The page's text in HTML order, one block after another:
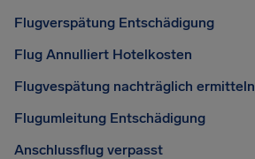
Flugverspätung Entschädigung
Flug Annulliert Hotelkosten
Flugvespätung nachträglich ermitteln
Flugumleitung Entschädigung
Anschlussflug verpasst